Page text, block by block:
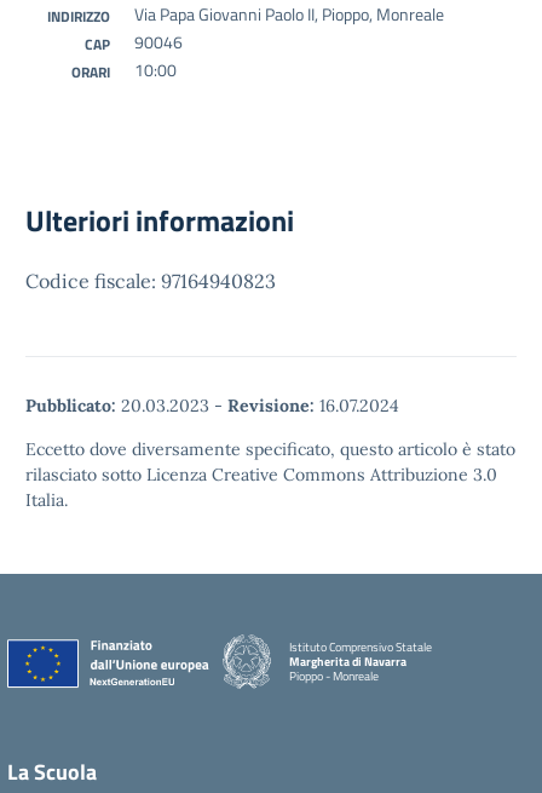
INDIRIZZO Via Papa Giovanni Paolo II, Pioppo, Monreale
CAP 90046
ORARI 10:00
Ulteriori informazioni
Codice fiscale: 97164940823
Pubblicato: 20.03.2023 - Revisione: 16.07.2024
Eccetto dove diversamente specificato, questo articolo è stato
rilasciato sotto Licenza Creative Commons Attribuzione 3.0
Italia.
Istituto Comprensivo Statale
Margherita di Navarra
Pioppo - Monreale
La Scuola